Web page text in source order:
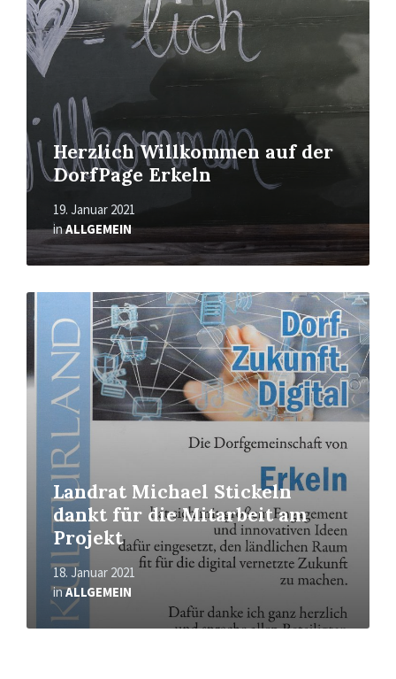
Herzlich Willkommen auf der
DorfPage Erkeln
19. Januar 2021
inALLGEMEIN
Landrat Michael Stickeln
dankt für die Mitarbeit am
Projekt
18. Januar 2021
inALLGEMEIN
Mehr
erfahren